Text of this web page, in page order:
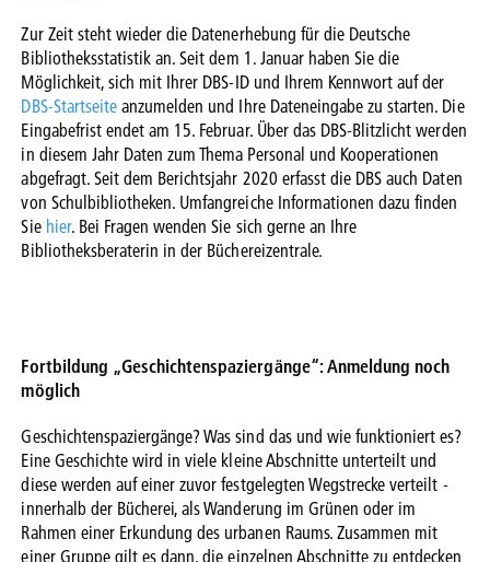
Zur Zeit steht wieder die Datenerhebung für die Deutsche
Bibliotheksstatistik an. Seit dem 1. Januar haben Sie die
Möglichkeit, sich mit Ihrer DBS-ID und Ihrem Kennwort auf der
DBS-Startseiteanzumelden und Ihre Dateneingabe zu starten. Die
Eingabefrist endet am 15. Februar. Über das DBS-Blitzlicht werden
in diesem Jahr Daten zum Thema Personal und Kooperationen
abgefragt. Seit dem Berichtsjahr 2020 erfasst die DBS auch Daten
von Schulbibliotheken. Umfangreiche Informationen dazu finden
Sie hier. Bei Fragen wenden Sie sich gerne an Ihre
Bibliotheksberaterin in der Büchereizentrale.
Fortbildung „Geschichtenspaziergänge“: Anmeldung noch
möglich
Geschichtenspaziergänge? Was sind das und wie funktioniert es?
Eine Geschichte wird in viele kleine Abschnitte unterteilt und
diese werden auf einer zuvor festgelegten Wegstrecke verteilt -
innerhalb der Bücherei, als Wanderung im Grünen oder im
Rahmen einer Erkundung des urbanen Raums. Zusammen mit
einer Gruppe gilt es dann, die einzelnen Abschnitte zu entdecken